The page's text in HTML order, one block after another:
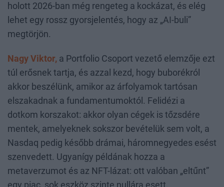
holott 2026-ban még rengeteg a kockázat, és elég
lehet egy rossz gyorsjelentés, hogy az „AI-buli”
megtörjön.
Nagy Viktor, a Portfolio Csoport vezető elemzője ezt
túl erősnek tartja, és azzal kezd, hogy buborékról
akkor beszélünk, amikor az árfolyamok tartósan
elszakadnak a fundamentumoktól. Felidézi a
dotkom korszakot: akkor olyan cégek is tőzsdére
mentek, amelyeknek sokszor bevételük sem volt, a
Nasdaq pedig később drámai, háromnegyedes esést
szenvedett. Ugyanígy példának hozza a
metaverzumot és az NFT-lázat: ott valóban „eltűnt”
egy piac, sok eszköz szinte nullára esett.